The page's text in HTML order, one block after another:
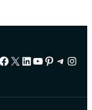
X LinkedIn
YouTube
Pinterest